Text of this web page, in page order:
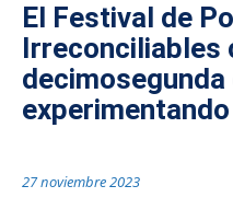
El Festival de
Irreconciliables
27 noviembre 2023